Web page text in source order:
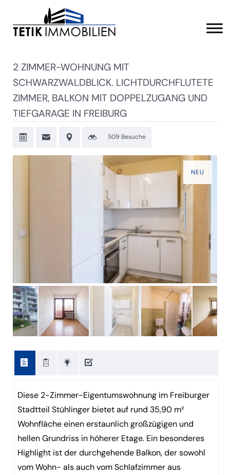
2 ZIMMER-WOHNUNG MIT
SCHWARZWALDBLICK. LICHTDURCHFLUTETE
ZIMMER, BALKON MIT DOPPELZUGANG UND
TIEFGARAGE IN FREIBURG
509 Besuche
NEU
Diese 2-Zimmer-Eigentumswohnung im Freiburger
Stadtteil Stühlinger bietet auf rund 35,90 m²
Wohnfläche einen erstaunlich großzügigen und
hellen Grundriss in höherer Etage. Ein besonderes
Highlight ist der durchgehende Balkon, der sowohl
vom Wohn- als auch vom Schlafzimmer aus